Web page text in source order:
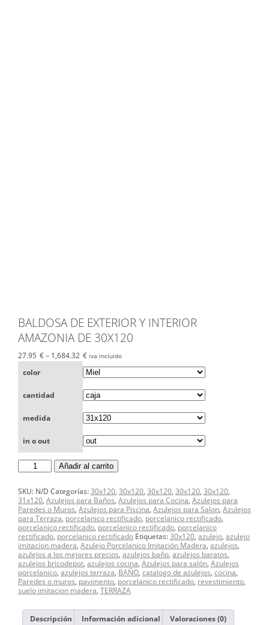
BALDOSA DE EXTERIOR Y INTERIOR
AMAZONIA DE 30X120
27.95 €– 1,684.32 € iva incluido
color
cantidad
medida
in o out
BALDOSA
DE
Y
INTERIOR
AMAZONIA
DE
30X120
cantidad
Añadir al carrito
SKU: N/D Categorías:30x120, 30x120, 30x120, 30x120, 30x120,
31x120, Azulejos para Baños, Azulejos para Cocina, Azulejos para
Paredes o Muros, Azulejos para Piscina, Azulejos para Salon, Azulejos
para Terraza, porcelanico rectificado, porcelanico rectificado,
porcelanico rectificado, porcelanico rectificado, porcelanico
rectificado, porcelanico rectificado Etiquetas:30x120, azulejo, azulejo
imitacion madera, Azulejo Porcelanico Imitación Madera, azulejos,
azulejos a los mejores precios, azulejos baño, azulejos baratos,
azulejos bricodepot, azulejos cocina, Azulejos para salón, Azulejos
porcelanico, azulejos terraza, BAÑO, catalogo de azulejos, cocina,
Paredes o muros, pavimento, porcelanico rectificado, revestimiento,
suelo imitacion madera, TERRAZA
Descripción Información adicional Valoraciones (0)